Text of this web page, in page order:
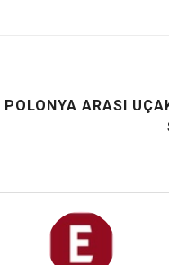
ARASI